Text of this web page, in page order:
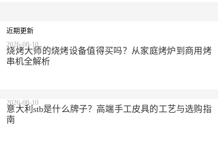
近期更新
烧烤大师的烧烤设备值得买吗？从家庭烤炉到商用烤
串机全解析
2026-08-10
意大利stb是什么牌子？高端手工皮具的工艺与选购指
南
2026-08-10